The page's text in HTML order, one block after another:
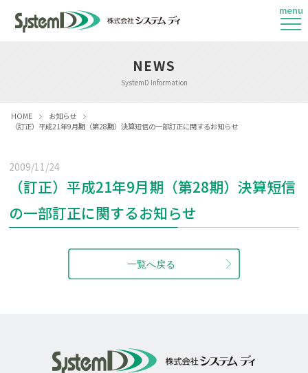
menu
NEWS
SystemD Information
HOME
お知らせ
（訂正）平成21年9月期（第28期）決算短信の一部訂正に関するお知らせ
2009/11/24
（訂正）平成21年9月期（第28期）決算短信
の一部訂正に関するお知らせ